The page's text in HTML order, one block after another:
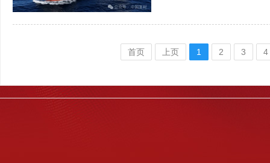
首页 上页 1 2 3 4